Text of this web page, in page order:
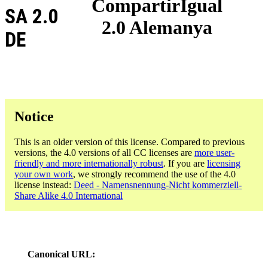
CompartirIgual
2.0 Alemanya
SA 2.0
DE
Notice
This is an older version of this license. Compared to previous
versions, the 4.0 versions of all CC licenses are more user-
friendly and more internationally robust. If you are licensing
your own work, we strongly recommend the use of the 4.0
license instead: Deed - Namensnennung-Nicht kommerziell-
Share Alike 4.0 International
Canonical URL